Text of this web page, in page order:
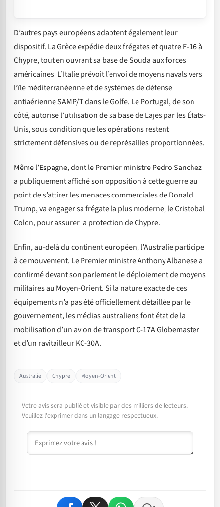
D’autres pays européens adaptent également leur
dispositif. La Grèce expédie deux frégates et quatre F-16 à
Chypre, tout en ouvrant sa base de Souda aux forces
américaines. L’Italie prévoit l’envoi de moyens navals vers
l’île méditerranéenne et de systèmes de défense
antiaérienne SAMP/T dans le Golfe. Le Portugal, de son
côté, autorise l’utilisation de sa base de Lajes par les États-
Unis, sous condition que les opérations restent
strictement défensives ou de représailles proportionnées.
Même l’Espagne, dont le Premier ministre Pedro Sanchez
a publiquement affiché son opposition à cette guerre au
point de s’attirer les menaces commerciales de Donald
Trump, va engager sa frégate la plus moderne, le Cristobal
Colon, pour assurer la protection de Chypre.
Enfin, au-delà du continent européen, l’Australie participe
à ce mouvement. Le Premier ministre Anthony Albanese a
confirmé devant son parlement le déploiement de moyens
militaires au Moyen-Orient. Si la nature exacte de ces
équipements n’a pas été officiellement détaillée par le
gouvernement, les médias australiens font état de la
mobilisation d’un avion de transport C-17A Globemaster
et d’un ravitailleur KC-30A.
Australie Chypre Moyen-Orient
Votre avis sera publié et visible par des milliers de lecteurs.
Veuillez l'exprimer dans un langage respectueux.
Commentaire